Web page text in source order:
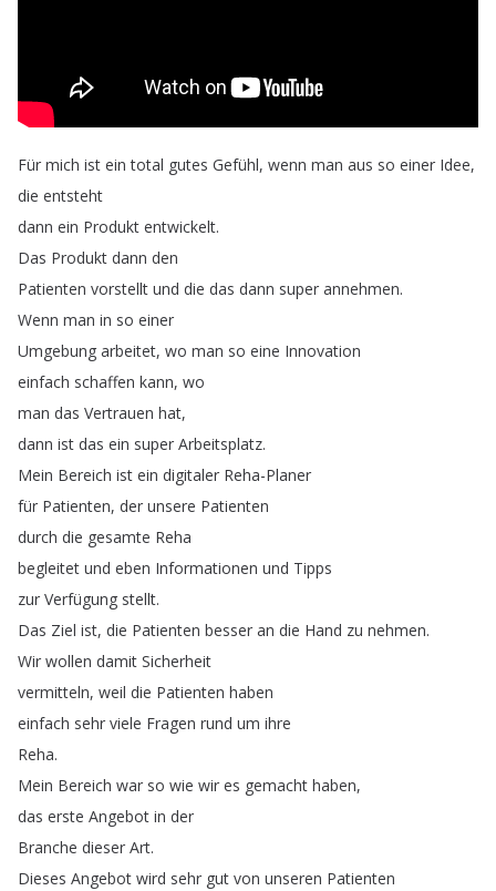
Für mich ist ein total gutes Gefühl, wenn man aus so einer Idee,
die entsteht
dann ein Produkt entwickelt.
Das Produkt dann den
Patienten vorstellt und die das dann super annehmen.
Wenn man in so einer
Umgebung arbeitet, wo man so eine Innovation
einfach schaffen kann, wo
man das Vertrauen hat,
dann ist das ein super Arbeitsplatz.
Mein Bereich ist ein digitaler Reha-Planer
für Patienten, der unsere Patienten
durch die gesamte Reha
begleitet und eben Informationen und Tipps
zur Verfügung stellt.
Das Ziel ist, die Patienten besser an die Hand zu nehmen.
Wir wollen damit Sicherheit
vermitteln, weil die Patienten haben
einfach sehr viele Fragen rund um ihre
Reha.
Mein Bereich war so wie wir es gemacht haben,
das erste Angebot in der
Branche dieser Art.
Dieses Angebot wird sehr gut von unseren Patienten